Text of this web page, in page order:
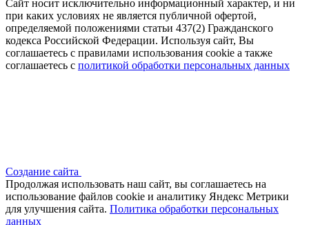
Сайт носит исключительно информационный характер, и ни
при каких условиях не является публичной офертой,
определяемой положениями статьи 437(2) Гражданского
кодекса Российской Федерации. Используя сайт, Вы
соглашаетесь с правилами использования cookie а также
соглашаетесь с политикой обработки персональных данных
Создание сайта
Продолжая использовать наш сайт, вы соглашаетесь на
использование файлов сооkіе и аналитику Яндекс Метрики
для улучшения сайта. Политика обработки персональных
данных